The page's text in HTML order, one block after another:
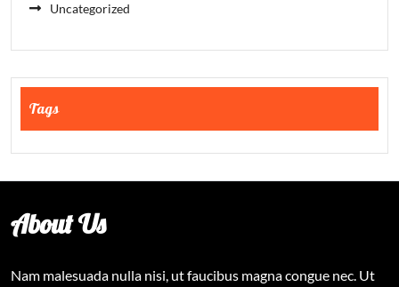
Uncategorized
Tags
About Us
Nam malesuada nulla nisi, ut faucibus magna congue nec. Ut